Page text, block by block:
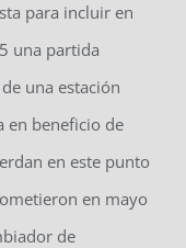
para incluir en
una partida
una estación
en beneficio de
en este punto
en mayo
de